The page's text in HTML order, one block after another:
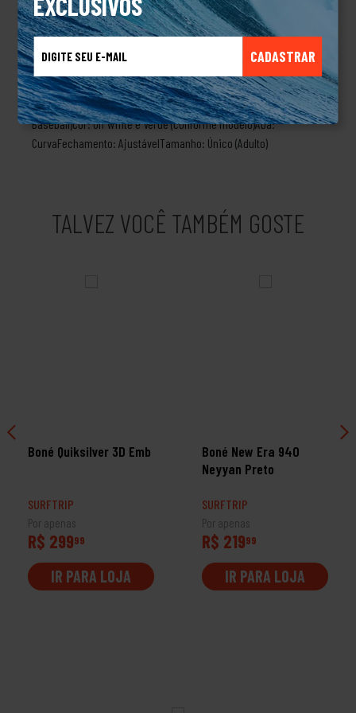
CADASTRAR
SeriesLogo New York Yankees bordado em alto relevoAba curva
para visual moderno e esportivoCopa estruturada com excelente
caimentoFechamento ajustável para maior confortoBandeira
New Era bordada na lateralProduto licenciado oficialmente pela
MLBEspecificações:Marca: New EraModelo: 940AF Q126 World
Series NEYYANTime: New York YankeesLiga: MLB (Major League
Baseball)Cor: Off White e Verde (conforme modelo)Aba:
CurvaFechamento: AjustávelTamanho: Único (Adulto)
TALVEZ VOCÊ TAMBÉM GOSTE
Boné Quiksilver 3D Emb
SURFTRIP
Por apenas
R$ 29999
IR PARA LOJA
Boné New Era 940
Neyyan Preto
SURFTRIP
Por apenas
R$ 21999
IR PARA LOJA